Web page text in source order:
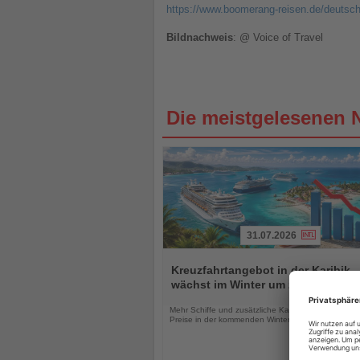
https://www.boomerang-reisen.de/
Bildnachweis: @ Voice of Travel
Die meistgelesenen
Sie
die
31.07.2026
Kreuzfahrtangebot in der Karibik
wächst im Winter um zehn Prozent
Mehr Schiffe und zusätzliche Kapazitäten könnten
Preise in der kommenden Wintersaison unter